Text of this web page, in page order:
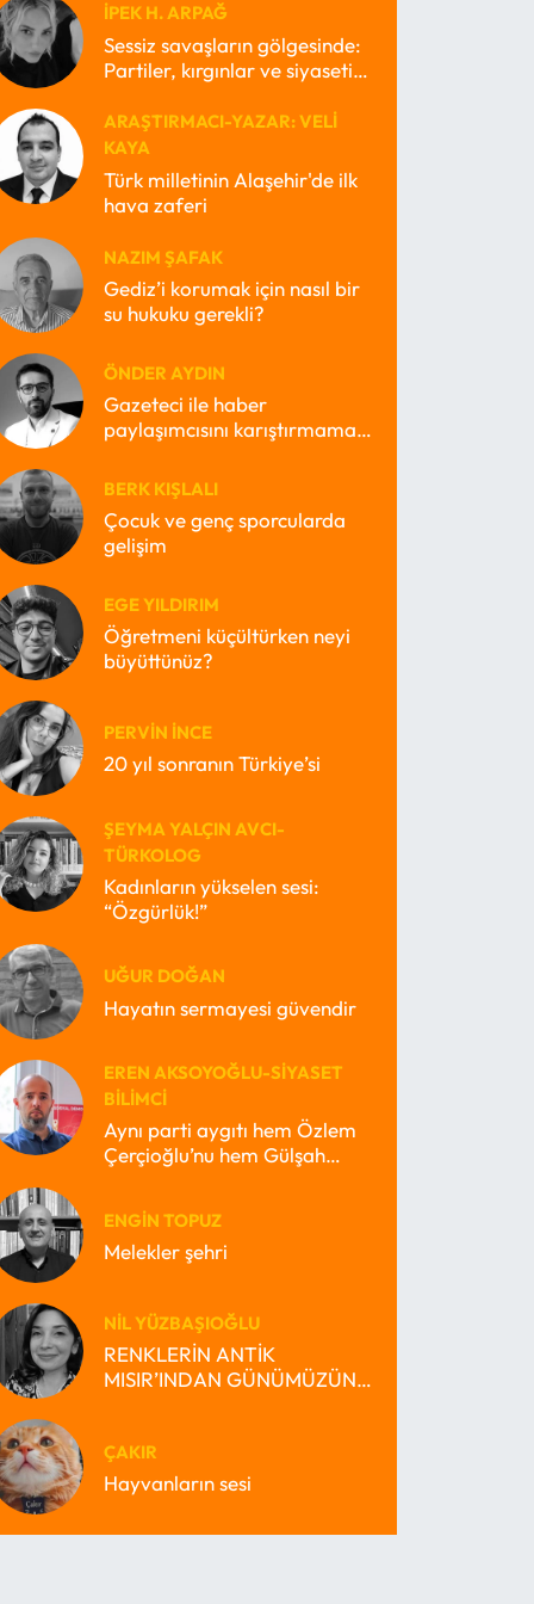
İPEK H. ARPAĞ
Sessiz savaşların gölgesinde:
Partiler, kırgınlar ve siyasetin
ARAŞTIRMACI-YAZAR: VELI
KAYA
Türk milletinin Alaşehir'de ilk
hava zaferi
NAZIM ŞAFAK
Gediz’i korumak için nasıl bir
su hukuku gerekli?
ÖNDER AYDIN
Gazeteci ile haber
paylaşımcısını karıştırmamak
BERK KIŞLALI
Çocuk ve genç sporcularda
gelişim
EGE YILDIRIM
Öğretmeni küçültürken neyi
büyüttünüz?
PERVIN İNCE
20 yıl sonranın Türkiye’si
ŞEYMA YALÇIN AVCI-
TÜRKOLOG
Kadınların yükselen sesi:
“Özgürlük!”
UĞUR DOĞAN
Hayatın sermayesi güvendir
EREN AKSOYOĞLU-SIYASET
BILIMCI
Aynı parti aygıtı hem Özlem
Çerçioğlu’nu hem Gülşah
ENGIN TOPUZ
Melekler şehri
NIL YÜZBAŞIOĞLU
RENKLERİN ANTİK
MISIR’INDAN GÜNÜMÜZÜN
ÇAKIR
Hayvanların sesi